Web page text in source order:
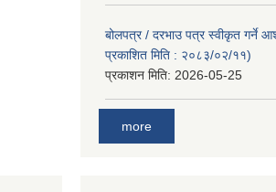
बोलपत्र / दरभाउ पत्र स्वीकृत गर्ने
प्रकाशित मिति : २०८३/०२/११)
प्रकाशन मिति: 2026-05-25
more